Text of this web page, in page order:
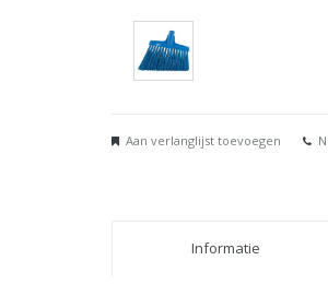
Aan verlanglijst toevoegen
Informatie